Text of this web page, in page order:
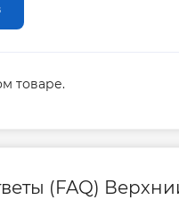
товаре.
(FAQ)